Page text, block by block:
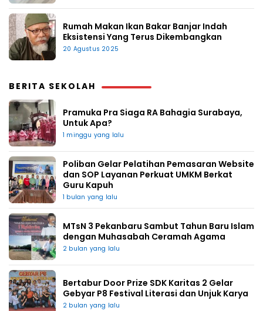
Rumah Makan Ikan Bakar Banjar Indah
Eksistensi Yang Terus Dikembangkan
20 Agustus 2025
BERITA SEKOLAH
Pramuka Pra Siaga RA Bahagia Surabaya,
Untuk Apa?
1 minggu yang lalu
Poliban Gelar Pelatihan Pemasaran Website
dan SOP Layanan Perkuat UMKM Berkat
Guru Kapuh
1 bulan yang lalu
MTsN 3 Pekanbaru Sambut Tahun Baru Islam
dengan Muhasabah Ceramah Agama
2 bulan yang lalu
Bertabur Door Prize SDK Karitas 2 Gelar
Gebyar P8 Festival Literasi dan Unjuk Karya
2 bulan yang lalu